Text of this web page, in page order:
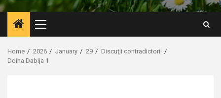
Primary
Menu
Home 2026 January 29
Discuţii contradictorii
Doina Dabija 1